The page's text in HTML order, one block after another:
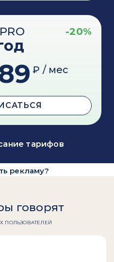
PRO -20%
₽ / мес
тарифов
рекламу?
говорят
ПОЛЬЗОВАТЕЛЕЙ